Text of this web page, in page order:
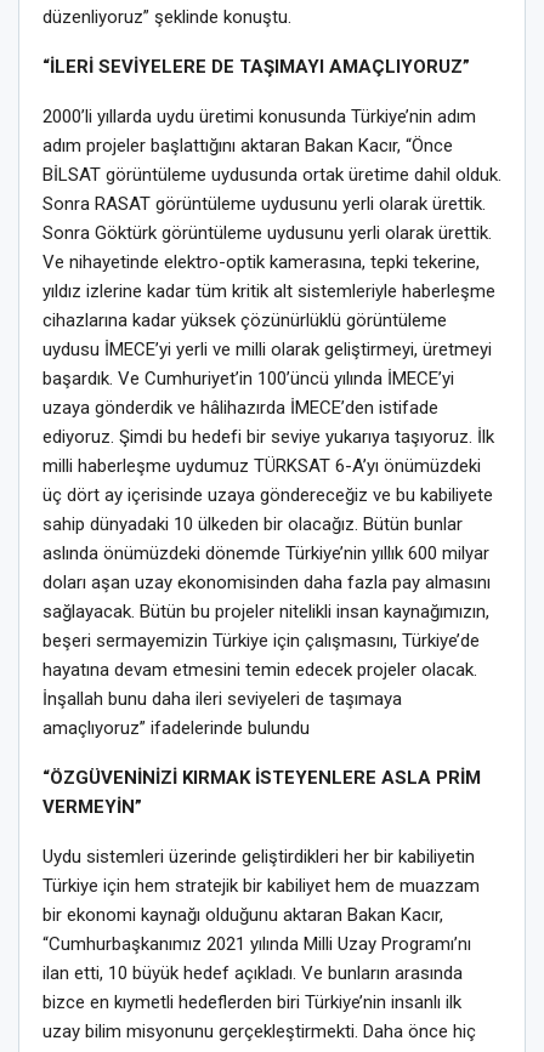
düzenliyoruz” şeklinde konuştu.
“İLERİ SEVİYELERE DE TAŞIMAYI AMAÇLIYORUZ”
2000’li yıllarda uydu üretimi konusunda Türkiye’nin adım
adım projeler başlattığını aktaran Bakan Kacır, “Önce
BİLSAT görüntüleme uydusunda ortak üretime dahil olduk.
Sonra RASAT görüntüleme uydusunu yerli olarak ürettik.
Sonra Göktürk görüntüleme uydusunu yerli olarak ürettik.
Ve nihayetinde elektro-optik kamerasına, tepki tekerine,
yıldız izlerine kadar tüm kritik alt sistemleriyle haberleşme
cihazlarına kadar yüksek çözünürlüklü görüntüleme
uydusu İMECE’yi yerli ve milli olarak geliştirmeyi, üretmeyi
başardık. Ve Cumhuriyet’in 100’üncü yılında İMECE’yi
uzaya gönderdik ve hâlihazırda İMECE’den istifade
ediyoruz. Şimdi bu hedefi bir seviye yukarıya taşıyoruz. İlk
milli haberleşme uydumuz TÜRKSAT 6-A’yı önümüzdeki
üç dört ay içerisinde uzaya göndereceğiz ve bu kabiliyete
sahip dünyadaki 10 ülkeden bir olacağız. Bütün bunlar
aslında önümüzdeki dönemde Türkiye’nin yıllık 600 milyar
doları aşan uzay ekonomisinden daha fazla pay almasını
sağlayacak. Bütün bu projeler nitelikli insan kaynağımızın,
beşeri sermayemizin Türkiye için çalışmasını, Türkiye’de
hayatına devam etmesini temin edecek projeler olacak.
İnşallah bunu daha ileri seviyeleri de taşımaya
amaçlıyoruz” ifadelerinde bulundu
“ÖZGÜVENİNİZİ KIRMAK İSTEYENLERE ASLA PRİM
VERMEYİN”
Uydu sistemleri üzerinde geliştirdikleri her bir kabiliyetin
Türkiye için hem stratejik bir kabiliyet hem de muazzam
bir ekonomi kaynağı olduğunu aktaran Bakan Kacır,
“Cumhurbaşkanımız 2021 yılında Milli Uzay Programı’nı
ilan etti, 10 büyük hedef açıkladı. Ve bunların arasında
bizce en kıymetli hedeflerden biri Türkiye’nin insanlı ilk
uzay bilim misyonunu gerçekleştirmekti. Daha önce hiç